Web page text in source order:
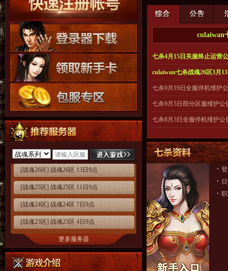
[战魂26区] 战魂26区 13日9点
[战魂25区] 战魂25区 11日9点
[战魂24区] 战魂24区 7日9点
[战魂23区] 战魂23区 4日9点
更多服务器
culaiwan
七杀4月15日关服终止运营
culaiwan七杀战魂26区3月
七杀9月19日全服停机维护
七杀9月5日部分区服维护公
七杀8月3日全服停机维护公